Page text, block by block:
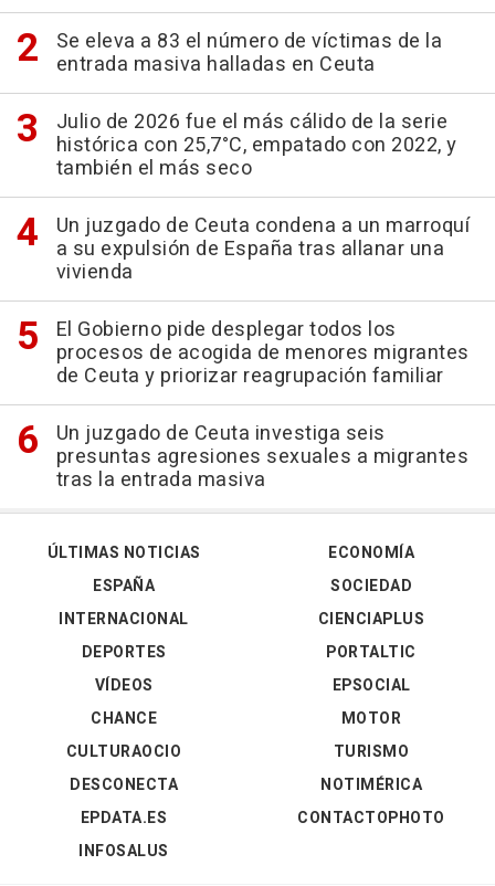
Se eleva a 83 el número de víctimas de la
entrada masiva halladas en Ceuta
Julio de 2026 fue el más cálido de la serie
histórica con 25,7°C, empatado con 2022, y
también el más seco
Un juzgado de Ceuta condena a un marroquí
a su expulsión de España tras allanar una
vivienda
El Gobierno pide desplegar todos los
procesos de acogida de menores migrantes
de Ceuta y priorizar reagrupación familiar
Un juzgado de Ceuta investiga seis
presuntas agresiones sexuales a migrantes
tras la entrada masiva
ÚLTIMAS NOTICIAS
ESPAÑA
INTERNACIONAL
DEPORTES
VÍDEOS
ECONOMÍA
SOCIEDAD
CIENCIAPLUS
PORTALTIC
EPSOCIAL
CHANCE
CULTURAOCIO
DESCONECTA
EPDATA.ES
INFOSALUS
MOTOR
TURISMO
NOTIMÉRICA
CONTACTOPHOTO